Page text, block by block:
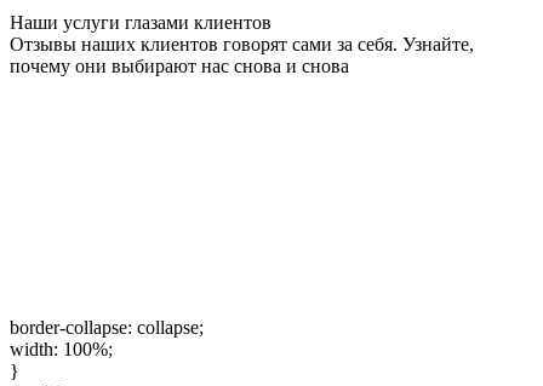
Наши услуги глазами клиентов
Отзывы наших клиентов говорят сами за себя. Узнайте,
почему они выбирают нас снова и снова
border-collapse: collapse;
width: 100%;
}